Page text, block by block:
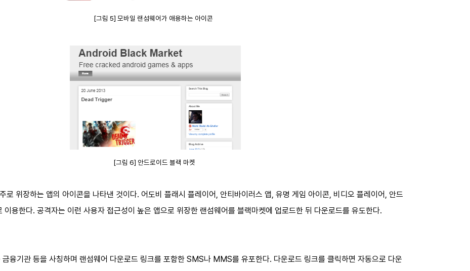
[그림 5] 모바일 랜섬웨어가 애용하는 아이콘
[그림 6] 안드로이드 블랙 마켓
로 위장하는 앱의 아이콘을 나타낸 것이다. 어도비 플래시 플레이어, 안티바이러스 앱, 유명 게임 아이콘, 비디오 플레이어, 안드
이용한다. 공격자는 이런 사용자 접근성이 높은 앱으로 위장한 랜섬웨어를 블랙마켓에 업로드한 뒤 다운로드를 유도한다.
융기관 등을 사칭하며 랜섬웨어 다운로드 링크를 포함한 SMS나 MMS를 유포한다. 다운로드 링크를 클릭하면 자동으로 다운